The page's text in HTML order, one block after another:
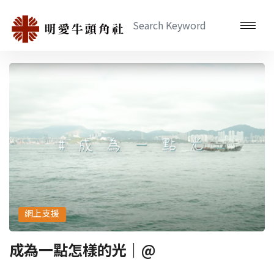
網上支援
成為一點怎樣的光｜@